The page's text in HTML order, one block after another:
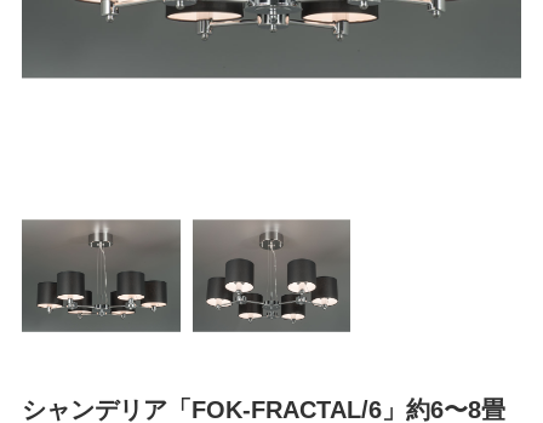
シャンデリア「FOK-FRACTAL/6」約6〜8畳